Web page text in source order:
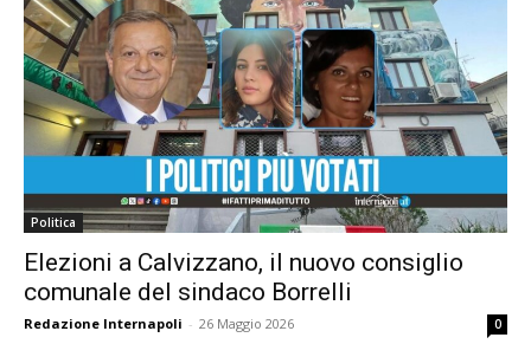
Politica
Elezioni a Calvizzano, il nuovo consiglio
comunale del sindaco Borrelli
Redazione Internapoli - 26 Maggio 2026 0